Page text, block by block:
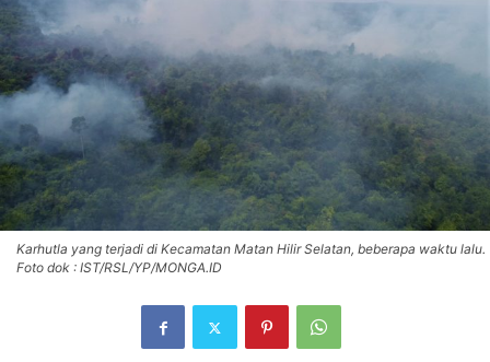
Karhutla yang terjadi di Kecamatan Matan Hilir Selatan, beberapa waktu lalu.
Foto dok : IST/RSL/YP/MONGA.ID